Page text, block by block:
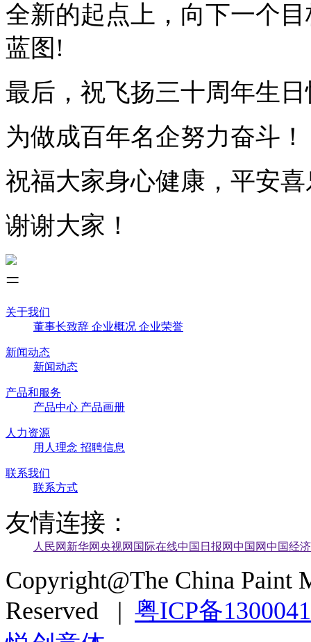
全新的起点上，向下一个
蓝图!
最后，祝飞扬三十周年生
为做成百年名企努力奋斗！
祝福大家身心健康，平安
谢谢大家！
关于我们
董事长致辞 企业概况 企业荣誉
新闻动态
新闻动态
产品和服务
产品中心 产品画册
人力资源
用人理念 招聘信息
联系我们
联系方式
友情连接：
人民网 新华网央视网 国际在线中国日报网中国网中国经
Copyright@The China Paint
Reserved | 粤ICP备